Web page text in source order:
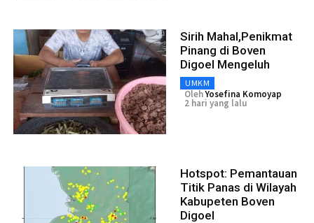
Sirih Mahal,Penikmat
Pinang di Boven
Digoel Mengeluh
UMKM
OlehYosefina Komoyap
2 hari yang lalu
Hotspot: Pemantauan
Titik Panas di Wilayah
Kabupeten Boven
Digoel